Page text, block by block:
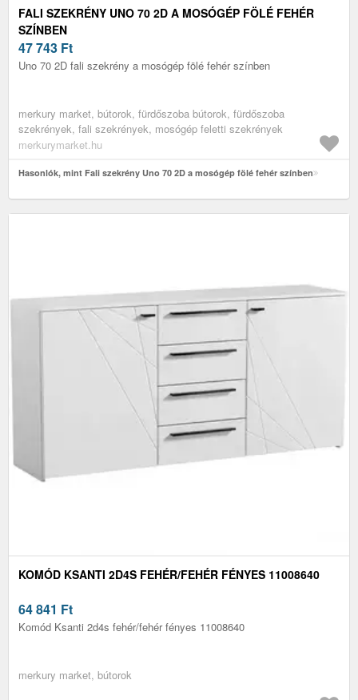
FALI SZEKRÉNY UNO 70 2D A MOSÓGÉP FÖLÉ FEHÉR
SZÍNBEN
47 743 Ft
Uno 70 2D fali szekrény a mosógép fölé fehér színben
merkury market, bútorok, fürdőszoba bútorok, fürdőszoba
szekrények, fali szekrények, mosógép feletti szekrények
merkurymarket.hu
Hasonlók, mint Fali szekrény Uno 70 2D a mosógép fölé fehér színben
KOMÓD KSANTI 2D4S FEHÉR/FEHÉR FÉNYES 11008640
64 841 Ft
Komód Ksanti 2d4s fehér/fehér fényes 11008640
merkury market, bútorok